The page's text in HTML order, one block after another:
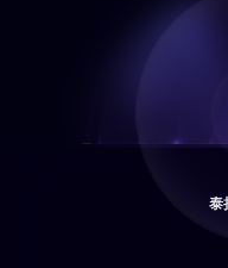
泰